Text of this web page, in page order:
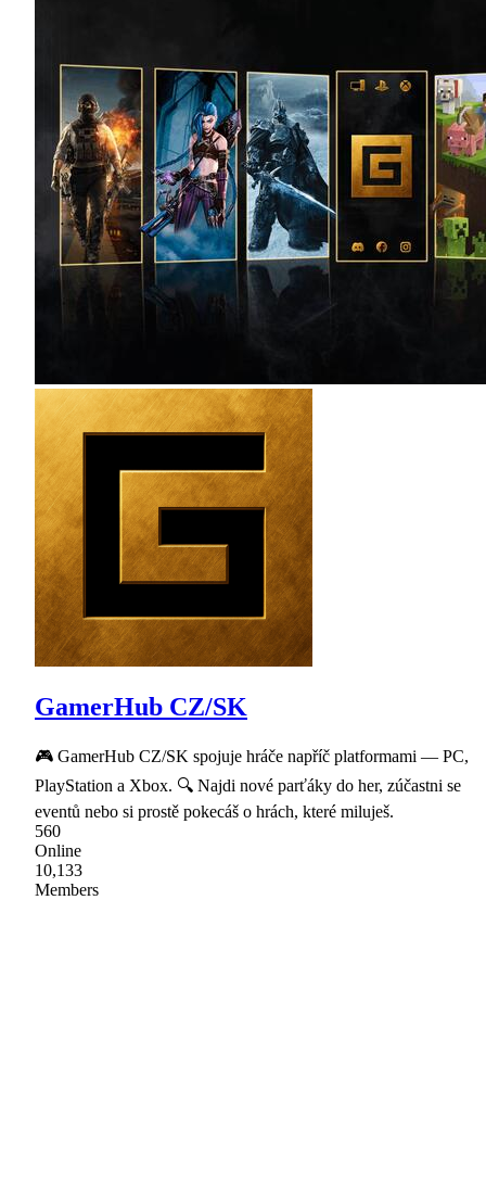
GamerHub CZ/SK
🎮 GamerHub CZ/SK spojuje hráče napříč platformami — PC,
PlayStation a Xbox. 🔍 Najdi nové parťáky do her, zúčastni se
eventů nebo si prostě pokecáš o hrách, které miluješ.
560
Online
10,133
Members